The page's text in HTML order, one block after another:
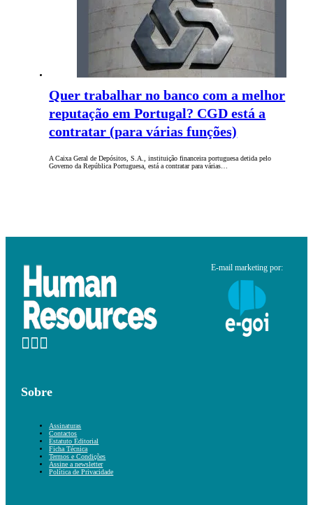
Quer trabalhar no banco com a melhor
reputação em Portugal? CGD está a
contratar (para várias funções)
A Caixa Geral de Depósitos, S.A., instituição financeira portuguesa detida pelo
Governo da República Portuguesa, está a contratar para várias…
E-mail marketing por:
Sobre
Assinaturas
Contactos
Estatuto Editorial
Ficha Técnica
Termos e Condições
Assine a newsletter
Política de Privacidade